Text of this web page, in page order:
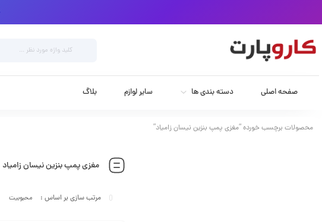
صفحه اصلی دسته بندی ها سایر لوازم بلاگ
محصولات برچسب خورده “مغزی پمپ بنزین نیسان زامیاد”
مغزی پمپ بنزین نیسان زامیاد
محبوبیت